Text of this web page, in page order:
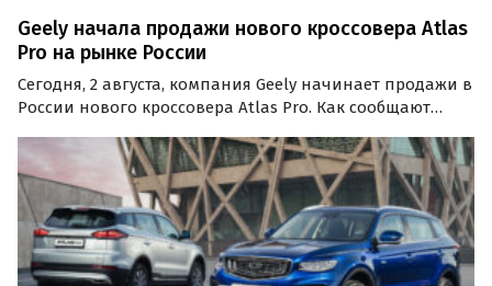
Geely начала продажи нового кроссовера Atlas
Pro на рынке России
Сегодня, 2 августа, компания Geely начинает продажи в
России нового кроссовера Atlas Pro. Как сообщают
Atlas доступен россиянам в двух комплектациях
(Flagship и Flagship+) по цене 2 119 990 и 2 184 990…